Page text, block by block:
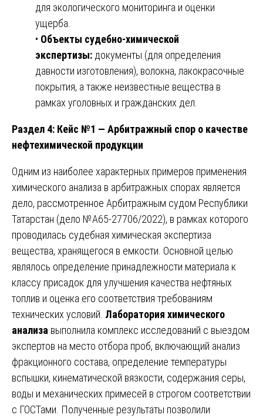
для экологического мониторинга и оценки
ущерба.
• Объекты судебно-химической
экспертизы: документы (для определения
давности изготовления), волокна, лакокрасочные
покрытия, а также неизвестные вещества в
рамках уголовных и гражданских дел.
Раздел 4: Кейс №1 — Арбитражный спор о качестве
нефтехимической продукции
Одним из наиболее характерных примеров применения
химического анализа в арбитражных спорах является
дело, рассмотренное Арбитражным судом Республики
Татарстан (дело №А65-27706/2022), в рамках которого
проводилась судебная химическая экспертиза
вещества, хранящегося в емкости. Основной целью
являлось определение принадлежности материала к
классу присадок для улучшения качества нефтяных
топлив и оценка его соответствия требованиям
технических условий. Лаборатория химического
анализа выполнила комплекс исследований с выездом
экспертов на место отбора проб, включающий анализ
фракционного состава, определение температуры
вспышки, кинематической вязкости, содержания серы,
воды и механических примесей в строгом соответствии
с ГОСТами. Полученные результаты позволили